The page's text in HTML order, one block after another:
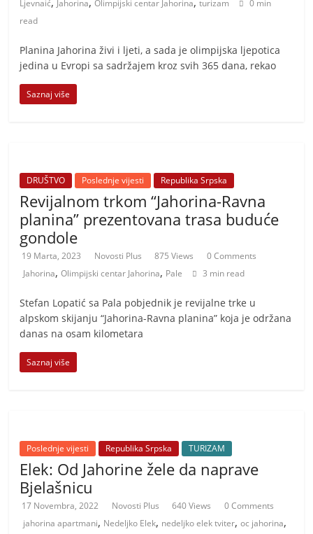
t
v
n
i
h
e
s
t
i
Ljevnaić Jahorina Olimpijski centar Jahorina turizam
0 min
read
Planina Јahorina živi i ljeti, a sada je olimpijska ljepotica
jedina u Evropi sa sadržajem kroz svih 365 dana, rekao
Saznaj više
DRUŠTVO Poslednje vijesti Republika Srpska
Revijalnom trkom “Jahorina-Ravna
planina” prezentovana trasa buduće
gondole
19 Marta, 2023 Novosti Plus 875 Views
0 Comments
Jahorina,Olimpijski centar Jahorina, Pale 3 min read
Stefan Lopatić sa Pala pobjednik je revijalne trke u
alpskom skijanju “Jahorina-Ravna planina” koja je održana
danas na osam kilometara
Saznaj više
Poslednje vijesti Republika Srpska TURIZAM
Elek: Od Jahorine žele da naprave
Bjelašnicu
17 Novembra, 2022 Novosti Plus 640 Views
0 Comments
jahorina apartmani, Nedeljko Elek, nedeljko elek tviter,oc jahorina,